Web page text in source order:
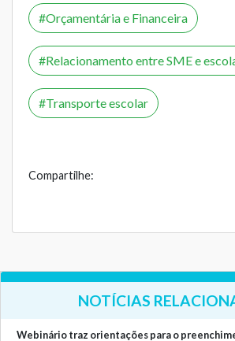
Orçamentária e Financeira
Relacionamento entre SME e
Transporte escolar
Compartilhe:
NOTÍCIAS
Webinário traz orientações para o